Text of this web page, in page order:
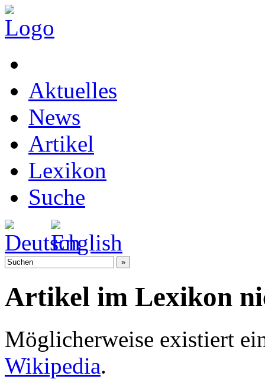
Aktuelles
News
Artikel
Lexikon
Suche
Artikel im Lexikon
Möglicherweise existiert
Wikipedia.